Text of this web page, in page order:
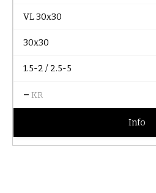
VL 30x30
30x30
1.5-2 / 2.5-5
– KR
Info